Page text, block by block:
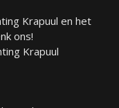
Krapuul en het
ons!
Krapuul